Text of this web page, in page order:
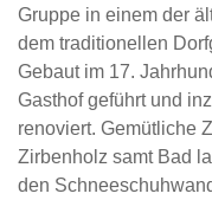
Gruppe in einem der
dem traditionellen
Gebaut im 17.
Gasthof geführt und
renoviert. Gemütliche
Zirbenholz samt Bad
den